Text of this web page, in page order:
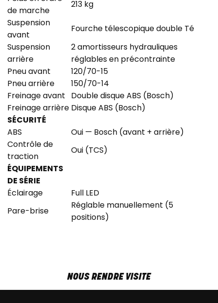
de marche
213 kg
Suspension
avant
Fourche télescopique double Té
Suspension
arrière
2 amortisseurs hydrauliques
réglables en précontrainte
Pneu avant
120/70-15
Pneu arrière
150/70-14
Freinage avant
Double disque ABS (Bosch)
Freinage arrière Disque ABS (Bosch)
SÉCURITÉ
ABS
Oui — Bosch (avant + arrière)
Contrôle de
traction
Oui (TCS)
ÉQUIPEMENTS
DE SÉRIE
Éclairage
Full LED
Pare-brise
Réglable manuellement (5
positions)
NOUS RENDRE VISITE